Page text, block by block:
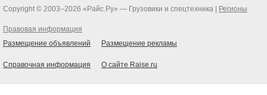
Copyright © 2003–2026 «Райс.Ру» — Грузовики и спецтехника | Регионы
Правовая информация
Размещение объявлений
Размещение рекламы
Справочная информация О сайте Raise.ru